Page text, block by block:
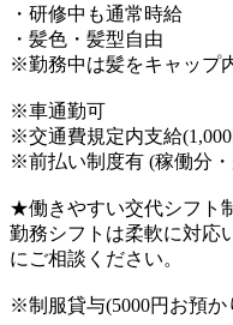
・研修中も通常時給
・髪色・髪型自由
※勤務中は髪をキャップ
※車通勤可
※交通費規定内支給
※前払い制度有 (稼働分
★働きやすい交代シフト
勤務シフトは柔軟に対応
にご相談ください。
※制服貸与(5000円お預か